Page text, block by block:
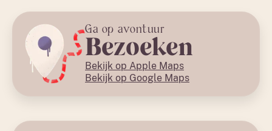
Ga op avontuur
Bezoeken
Bekijk op Apple Maps
Bekijk op Google Maps